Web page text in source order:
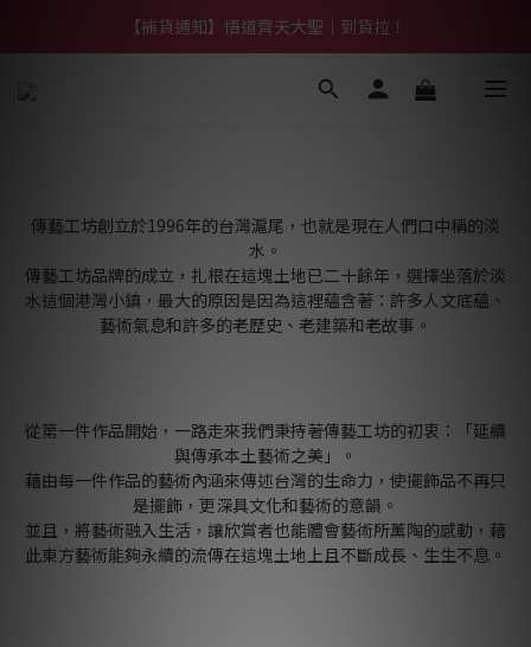
【熱門】馬上有系列！四種寶物幫你財運「轉」進來
【補貨通知】悟道齊天大聖｜到貨拉！
【熱門】馬上有系列！四種寶物幫你財運「轉」進來
傳藝工坊創立於1996年的台灣滬尾，也就是現在人們口中稱的淡
水。
傳藝工坊品牌的成立，扎根在這塊土地已二十餘年，選擇坐落於淡
水這個港灣小鎮，最大的原因是因為這裡蘊含著：許多人文底蘊、
藝術氣息和許多的老歷史、老建築和老故事。
從第一件作品開始，一路走來我們秉持著傳藝工坊的初衷：「延續
與傳承本土藝術之美」。
藉由每一件作品的藝術內涵來傳述台灣的生命力，使擺飾品不再只
是擺飾，更深具文化和藝術的意韻。
並且，將藝術融入生活，讓欣賞者也能體會藝術所薰陶的感動，藉
此東方藝術能夠永續的流傳在這塊土地上且不斷成長、生生不息。